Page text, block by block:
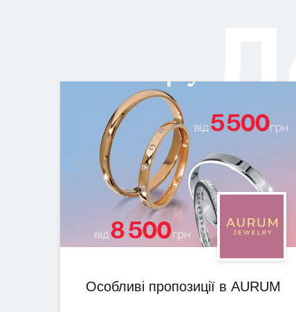
Особливі пропозиції в AURUM